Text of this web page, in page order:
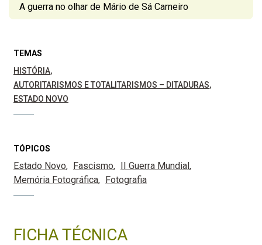
A guerra no olhar de Mário de Sá Carneiro
TEMAS
HISTÓRIA
AUTORITARISMOS E TOTALITARISMOS – DITADURAS
ESTADO NOVO
TÓPICOS
Estado Novo Fascismo
II Guerra Mundial
Memória Fotográfica
Fotografia
FICHA TÉCNICA